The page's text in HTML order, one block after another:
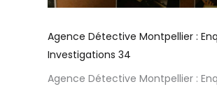
Agence Détective Montpellier :
Investigations 34
Agence Détective Montpellier :